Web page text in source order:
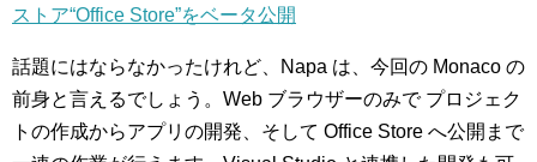
ストア“Office Store”をベータ公開
話題にはならなかったけれど、Napa は、今回の Monaco の
前身と言えるでしょう。Web ブラウザーのみで プロジェク
トの作成からアプリの開発、そして Office Store へ公開まで